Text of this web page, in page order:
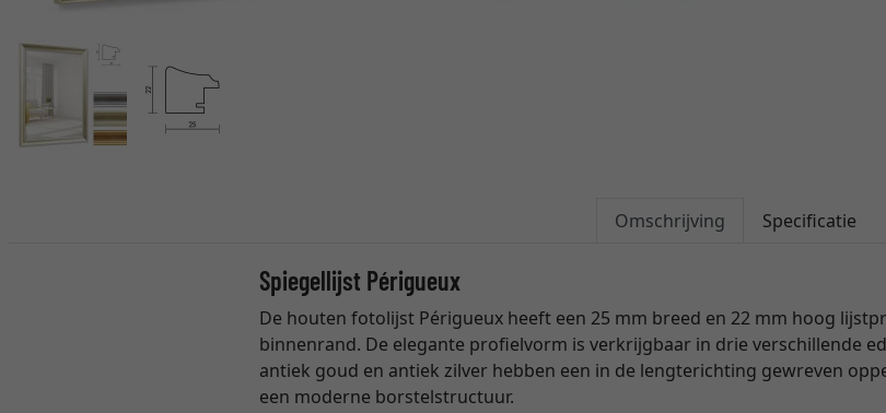
Omschrijving Specificatie
Spiegellijst Périgueux
De houten fotolijst Périgueux heeft een 25 mm breed en 22 mm hoog
binnenrand. De elegante profielvorm is verkrijgbaar in drie verschillende
antiek goud en antiek zilver hebben een in de lengterichting gewreven
een moderne borstelstructuur.